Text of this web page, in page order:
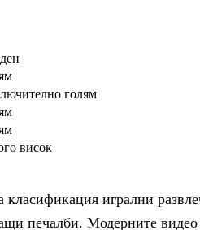
голям
висок
игрални
печалби. Модерните